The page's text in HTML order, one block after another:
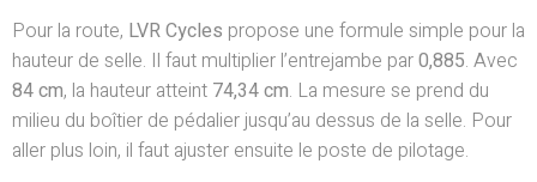
Pour la route, LVR Cycles propose une formule simple pour la
hauteur de selle. Il faut multiplier l’entrejambe par0,885. Avec
84 cm, la hauteur atteint 74,34 cm. La mesure se prend du
milieu du boîtier de pédalier jusqu’au dessus de la selle. Pour
aller plus loin, il faut ajuster ensuite le poste de pilotage.